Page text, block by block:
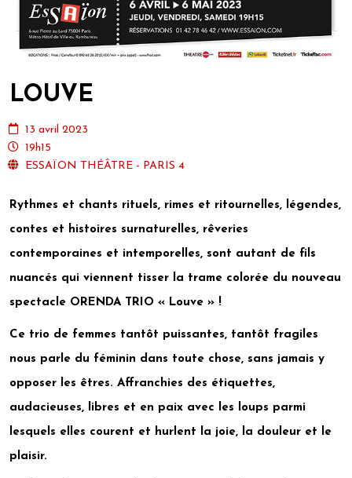
LOUVE
13 avril 2023
19h15
ESSAÏON THÉÂTRE - PARIS 4
Rythmes et chants rituels, rimes et ritournelles, légendes,
contes et histoires surnaturelles, rêveries
contemporaines et intemporelles, sont autant de fils
nuancés qui viennent tisser la trame colorée du nouveau
spectacle ORENDA TRIO « Louve » !
Ce trio de femmes tantôt puissantes, tantôt fragiles
nous parle du féminin dans toute chose, sans jamais y
opposer les êtres. Affranchies des étiquettes,
audacieuses, libres et en paix avec les loups parmi
lesquels elles courent et hurlent la joie, la douleur et le
plaisir.